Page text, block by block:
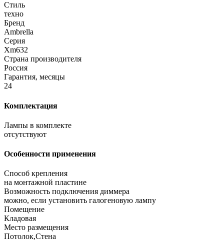
Стиль
техно
Бренд
Ambrella
Серия
Xm632
Страна производителя
Россия
Гарантия, месяцы
24
Комплектация
Лампы в комплекте
отсутствуют
Особенности применения
Способ крепления
на монтажной пластине
Возможность подключения диммера
можно, если установить галогеновую лампу
Помещение
Кладовая
Место размещения
Потолок,Стена